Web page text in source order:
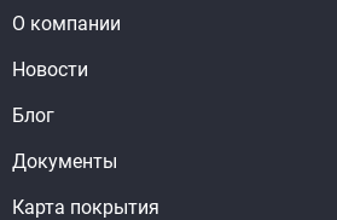
О компании
Новости
Блог
Документы
Карта покрытия